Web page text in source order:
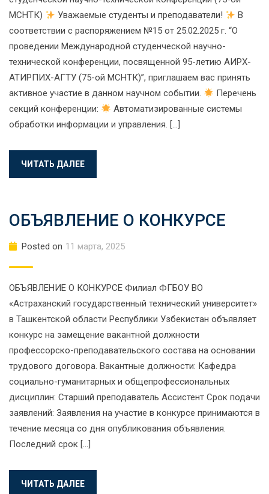
МСНТК)
Уважаемые студенты и преподаватели!
В
соответствии с распоряжением №15 от 25.02.2025 г. “О
проведении Международной студенческой научно-
технической конференции, посвященной 95-летию АИРХ-
АТИРПИХ-АГТУ (75-ой МСНТК)”, приглашаем вас принять
активное участие в данном научном событии.
Перечень
секций конференции:
Автоматизированные системы
обработки информации и управления. […]
ЧИТАТЬ ДАЛЕЕ
ОБЪЯВЛЕНИЕ О КОНКУРСЕ
Posted on 11 марта, 2025
ОБЪЯВЛЕНИЕ О КОНКУРСЕ Филиал ФГБОУ ВО
«Астраханский государственный технический университет»
в Ташкентской области Республики Узбекистан объявляет
конкурс на замещение вакантной должности
профессорско-преподавательского состава на основании
трудового договора. Вакантные должности: Кафедра
социально-гуманитарных и общепрофессиональных
дисциплин: Старший преподаватель Ассистент Срок подачи
заявлений: Заявления на участие в конкурсе принимаются в
течение месяца со дня опубликования объявления.
Последний срок […]
ЧИТАТЬ ДАЛЕЕ